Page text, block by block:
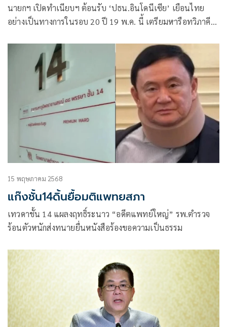
นายกฯ เปิดทำเนียบฯ ต้อนรับ ‘ปธน.อินโดนีเซีย’ เยือนไทย
อย่างเป็นทางการในรอบ 20 ปี 19 พ.ค. นี้ เตรียมหารือทวิภาคี
15 พฤษภาคม 2568
แก๊งชั้น14ดิ้นยื้อมติแพทยสภา
เทวดาชั้น 14 แผลงฤทธิ์ระนาว “อดีตแพทย์ใหญ่” รพ.ตำรวจ
ร้อนตัวหนักส่งทนายยื่นหนังสือร้องขอความเป็นธรรม